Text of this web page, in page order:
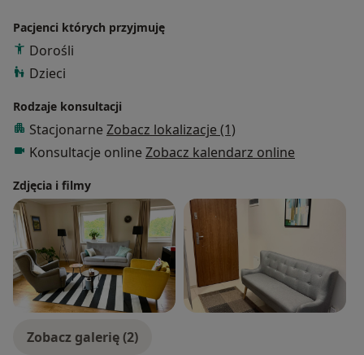
Pacjenci których przyjmuję
Dorośli
Dzieci
Rodzaje konsultacji
Stacjonarne Zobacz lokalizacje (1)
Konsultacje online Zobacz kalendarz online
Zdjęcia i filmy
Zobacz galerię (2)